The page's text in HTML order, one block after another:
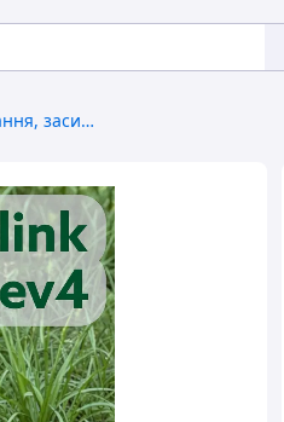
Маскування для полювання, засидження